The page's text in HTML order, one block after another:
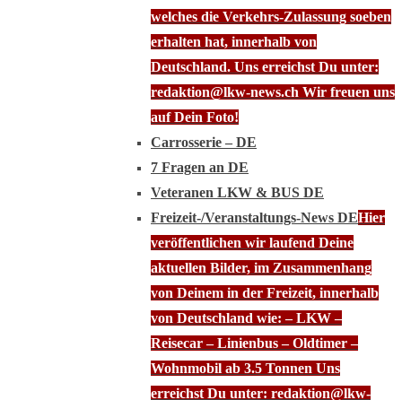
welches die Verkehrs-Zulassung soeben
erhalten hat, innerhalb von
Deutschland. Uns erreichst Du unter:
redaktion@lkw-news.ch Wir freuen uns
auf Dein Foto!
Carrosserie – DE
7 Fragen an DE
Veteranen LKW & BUS DE
Freizeit-/Veranstaltungs-News DEHier
veröffentlichen wir laufend Deine
aktuellen Bilder, im Zusammenhang
von Deinem in der Freizeit, innerhalb
von Deutschland wie: – LKW –
Reisecar – Linienbus – Oldtimer –
Wohnmobil ab 3.5 Tonnen Uns
erreichst Du unter: redaktion@lkw-